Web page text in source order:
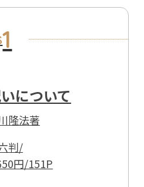
1
について
隆法著
判/
円/151P